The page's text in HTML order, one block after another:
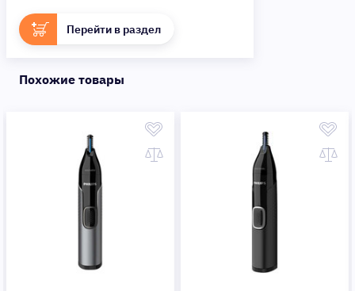
Перейти в раздел
Похожие товары